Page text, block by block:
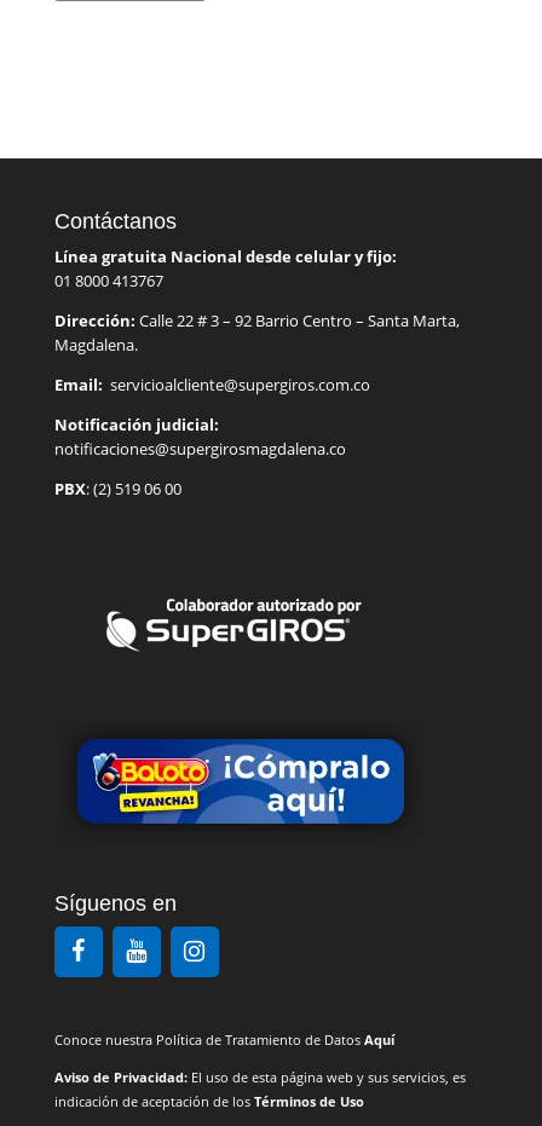
Contáctanos
Línea gratuita Nacional desde celular y fijo:
01 8000 413767
Dirección: Calle 22 # 3 – 92 Barrio Centro – Santa Marta,
Magdalena.
Email: servicioalcliente@supergiros.com.co
Notificación judicial:
notificaciones@supergirosmagdalena.co
PBX: (2) 519 06 00
Síguenos en
Conoce nuestra Política de Tratamiento de Datos Aquí
Aviso de Privacidad: El uso de esta página web y sus servicios, es
indicación de aceptación de los Términos de Uso